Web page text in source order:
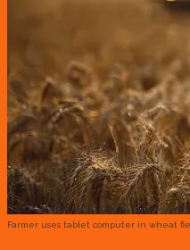
Farmer uses tablet computer in wheat